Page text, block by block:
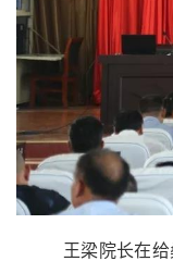
王梁院长在